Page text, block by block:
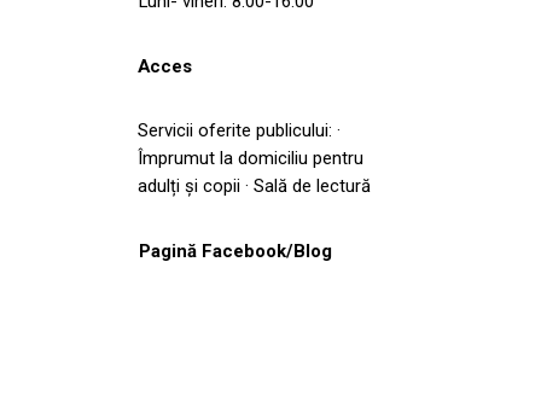
Acces
Servicii oferite publicului: ·
Împrumut la domiciliu pentru
adulți și copii · Sală de lectură
Pagină Facebook/Blog